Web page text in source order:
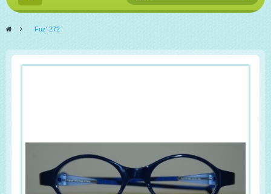
навигации
> Fuz' 272